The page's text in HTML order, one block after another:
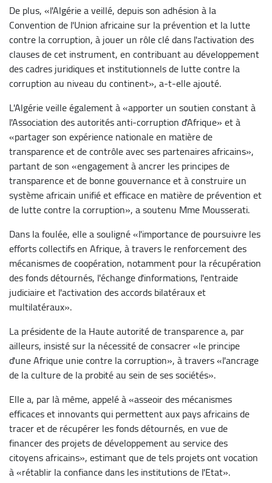
De plus, «l'Algérie a veillé, depuis son adhésion à la
Convention de l'Union africaine sur la prévention et la lutte
contre la corruption, à jouer un rôle clé dans l'activation des
clauses de cet instrument, en contribuant au développement
des cadres juridiques et institutionnels de lutte contre la
corruption au niveau du continent», a-t-elle ajouté.
L'Algérie veille également à «apporter un soutien constant à
l'Association des autorités anti-corruption d'Afrique» et à
«partager son expérience nationale en matière de
transparence et de contrôle avec ses partenaires africains»,
partant de son «engagement à ancrer les principes de
transparence et de bonne gouvernance et à construire un
système africain unifié et efficace en matière de prévention et
de lutte contre la corruption», a soutenu Mme Mousserati.
Dans la foulée, elle a souligné «l'importance de poursuivre les
efforts collectifs en Afrique, à travers le renforcement des
mécanismes de coopération, notamment pour la récupération
des fonds détournés, l'échange d'informations, l'entraide
judiciaire et l'activation des accords bilatéraux et
multilatéraux».
La présidente de la Haute autorité de transparence a, par
ailleurs, insisté sur la nécessité de consacrer «le principe
d'une Afrique unie contre la corruption», à travers «l'ancrage
de la culture de la probité au sein de ses sociétés».
Elle a, par là même, appelé à «asseoir des mécanismes
efficaces et innovants qui permettent aux pays africains de
tracer et de récupérer les fonds détournés, en vue de
financer des projets de développement au service des
citoyens africains», estimant que de tels projets ont vocation
à «rétablir la confiance dans les institutions de l'Etat».